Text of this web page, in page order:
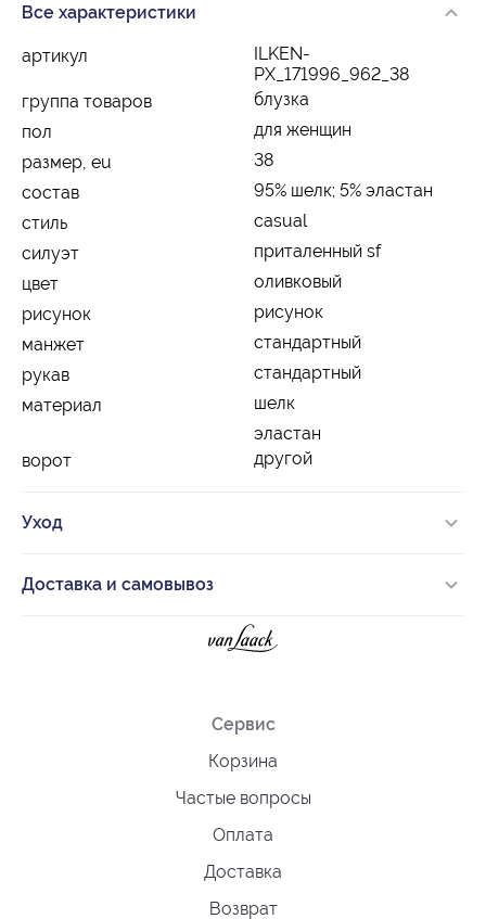
Все характеристики
артикул
ILKEN-
PX_171996_962_38
группа товаров
блузка
пол
для женщин
размер, eu
38
состав
95% шелк; 5% эластан
стиль
casual
силуэт
приталенный sf
цвет
оливковый
рисунок
рисунок
манжет
стандартный
рукав
стандартный
материал
шелк
эластан
ворот
другой
Уход
Доставка и самовывоз
Сервис
Корзина
Частые вопросы
Оплата
Доставка
Возврат